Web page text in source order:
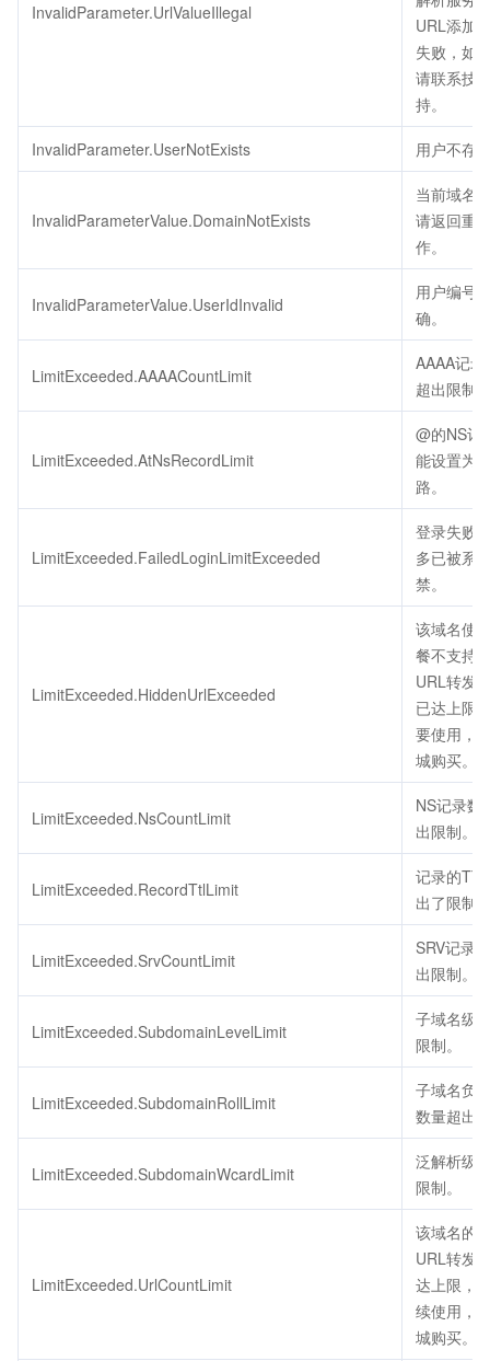
InvalidParameter.UrlValueIllegal
URL添加/
失败，如
请联系技
持。
InvalidParameter.UserNotExists 用户不存
InvalidParameterValue.DomainNotExists
当前域名
请返回重
作。
InvalidParameterValue.UserIdInvalid
用户编号
确。
LimitExceeded.AAAACountLimit
AAAA记
超出限制
LimitExceeded.AtNsRecordLimit
@的NS记
能设置为
路。
LimitExceeded.FailedLoginLimitExceeded
登录失败
多已被系
禁。
LimitExceeded.HiddenUrlExceeded
该域名使
餐不支持
URL转发
已达上限
要使用，
城购买。
LimitExceeded.NsCountLimit
NS记录数
出限制。
LimitExceeded.RecordTtlLimit
记录的
出了限制
LimitExceeded.SrvCountLimit
SRV记录
出限制。
LimitExceeded.SubdomainLevelLimit
子域名级
限制。
LimitExceeded.SubdomainRollLimit
子域名负
数量超出
LimitExceeded.SubdomainWcardLimit
泛解析级
限制。
LimitExceeded.UrlCountLimit
该域名的
URL转发
达上限，
续使用，
城购买。